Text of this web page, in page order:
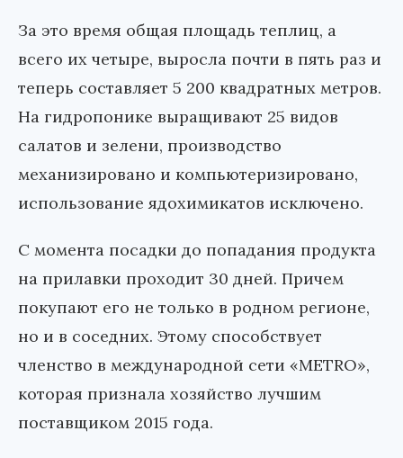
За это время общая площадь теплиц, а
всего их четыре, выросла почти в пять раз и
теперь составляет 5 200 квадратных метров.
На гидропонике выращивают 25 видов
салатов и зелени, производство
механизировано и компьютеризировано,
использование ядохимикатов исключено.
С момента посадки до попадания продукта
на прилавки проходит 30 дней. Причем
покупают его не только в родном регионе,
но и в соседних. Этому способствует
членство в международной сети «METRO»,
которая признала хозяйство лучшим
поставщиком 2015 года.